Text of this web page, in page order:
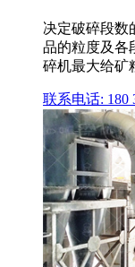
决定破碎段数
品的粒度及各
碎机最大给矿
联系电话: 180